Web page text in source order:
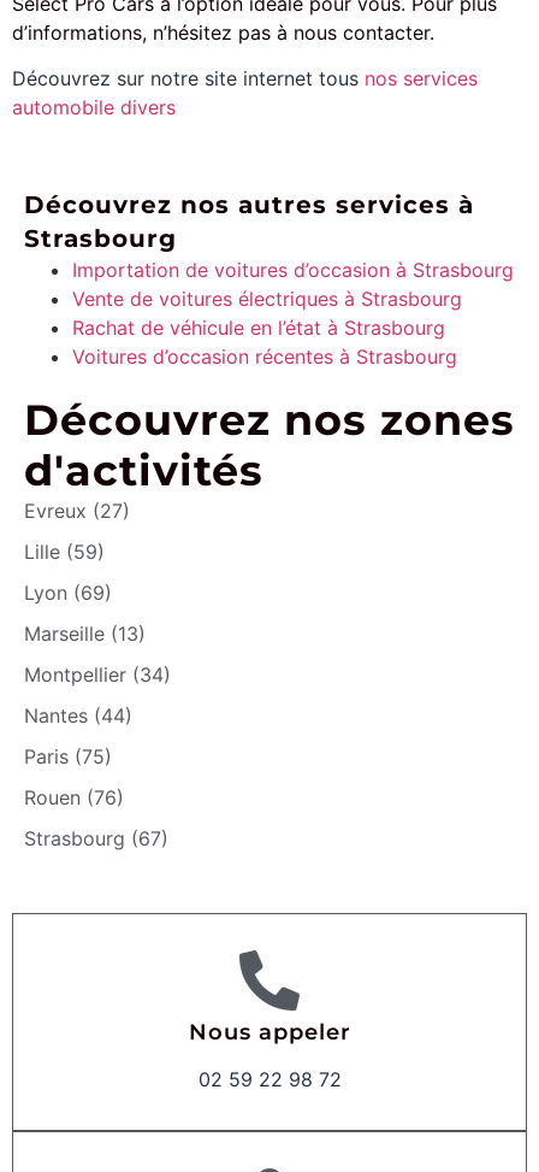
d’informations, n’hésitez pas à nous contacter.
Découvrez sur notre site internet tous nos services
automobile divers
Découvrez nos autres services à
Strasbourg
Importation de voitures d’occasion à Strasbourg
Vente de voitures électriques à Strasbourg
Rachat de véhicule en l’état à Strasbourg
Voitures d’occasion récentes à Strasbourg
Découvrez nos zones
d'activités
Evreux (27)
Lille (59)
Lyon (69)
Marseille (13)
Montpellier (34)
Nantes (44)
Paris (75)
Rouen (76)
Strasbourg (67)
Nous appeler
02 59 22 98 72